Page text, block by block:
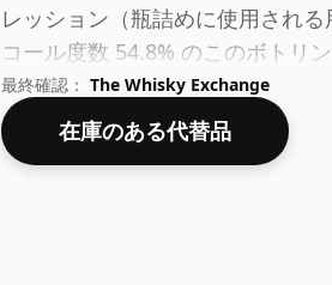
レッション（瓶詰めに使用され
コール度数 54.8% のこのボトリ
最終確認： The Whisky Exchange
在庫のある代替品